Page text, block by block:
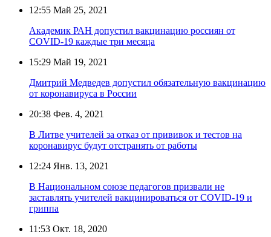
12:55 Май 25, 2021
Академик РАН допустил вакцинацию россиян от
COVID-19 каждые три месяца
15:29 Май 19, 2021
Дмитрий Медведев допустил обязательную вакцинацию
от коронавируса в России
20:38 Фев. 4, 2021
В Литве учителей за отказ от прививок и тестов на
коронавирус будут отстранять от работы
12:24 Янв. 13, 2021
В Национальном союзе педагогов призвали не
заставлять учителей вакцинироваться от COVID-19 и
гриппа
11:53 Окт. 18, 2020